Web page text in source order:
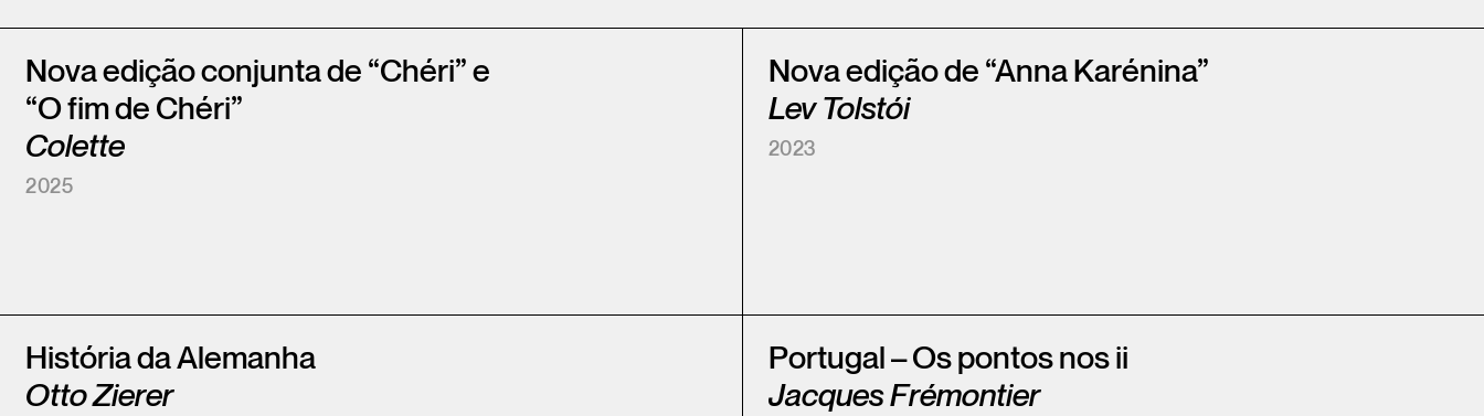
Nova edição conjunta de “Chéri” e
“O fim de Chéri”
Colette
2025
Nova edição de “Anna Karénina”
Lev Tolstói
2023
História da Alemanha
Otto Zierer
Portugal – Os pontos nos ii
Jacques Frémontier